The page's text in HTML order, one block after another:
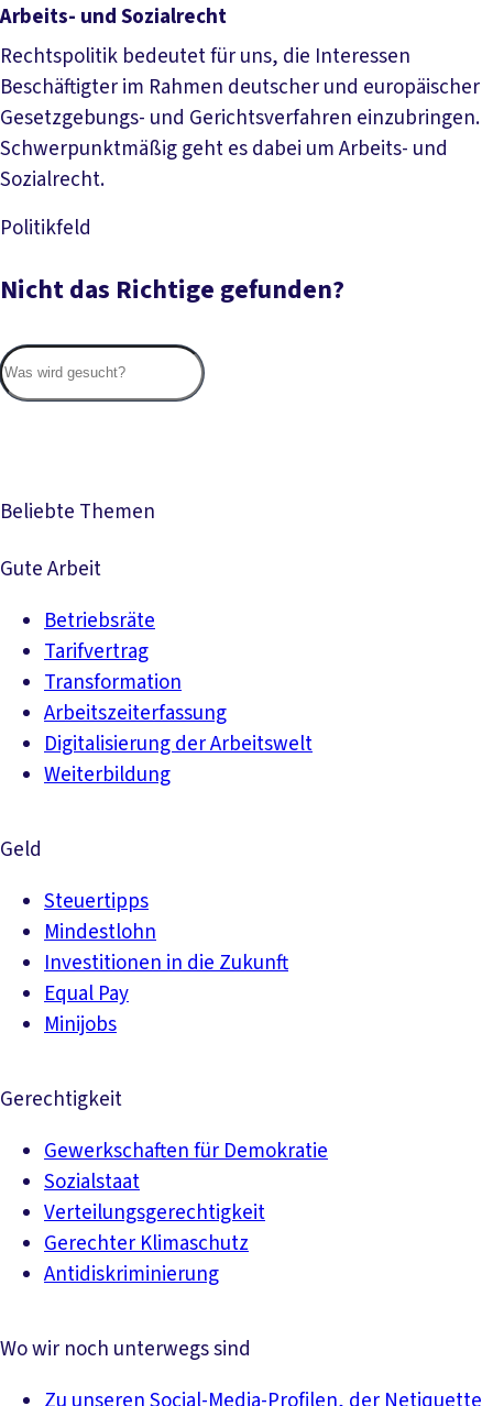
Arbeits- und Sozialrecht
Rechtspolitik bedeutet für uns, die Interessen
Beschäftigter im Rahmen deutscher und europäischer
Gesetzgebungs- und Gerichtsverfahren einzubringen.
Schwerpunktmäßig geht es dabei um Arbeits- und
Sozialrecht.
Politikfeld
Mehr lesen
Nicht das Richtige gefunden?
Beliebte Themen
Gute Arbeit
Betriebsräte
Tarifvertrag
Transformation
Arbeitszeiterfassung
Digitalisierung der Arbeitswelt
Weiterbildung
Geld
Steuertipps
Mindestlohn
Investitionen in die Zukunft
Equal Pay
Minijobs
Gerechtigkeit
Gewerkschaften für Demokratie
Sozialstaat
Verteilungsgerechtigkeit
Gerechter Klimaschutz
Antidiskriminierung
Wo wir noch unterwegs sind